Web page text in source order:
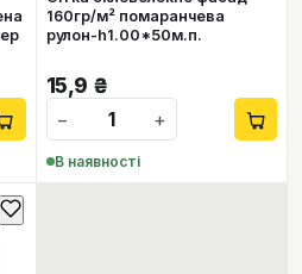
160гр/м² помаранчева
рулон-h1.00*50м.п.
15,9 ₴
−
+
В наявності